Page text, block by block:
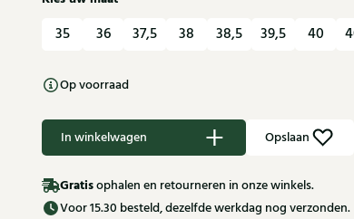
35 36 37,5 38 38,5 39,5 40
Op voorraad
In winkelwagen Opslaan
Gratisophalen en retourneren in onze winkels.
Voor 15.30 besteld, dezelfde werkdag nog verzonden.